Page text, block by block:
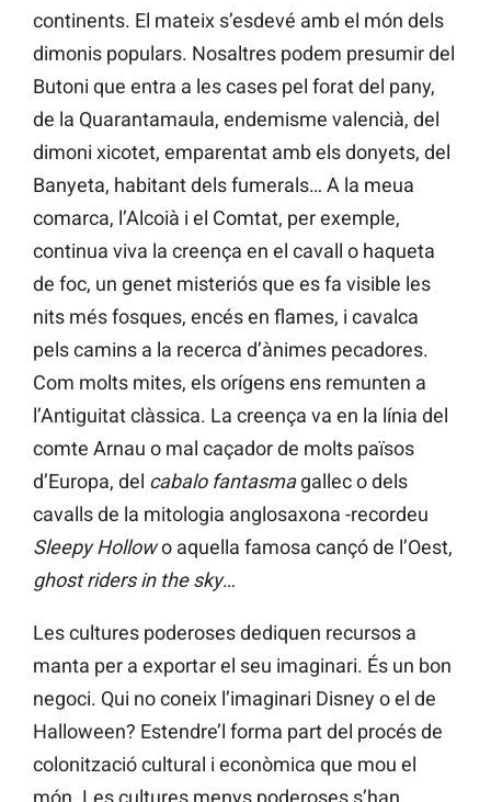
continents. El mateix s’esdevé amb el món dels
dimonis populars. Nosaltres podem presumir del
Butoni que entra a les cases pel forat del pany,
de la Quarantamaula, endemisme valencià, del
dimoni xicotet, emparentat amb els donyets, del
Banyeta, habitant dels fumerals… A la meua
comarca, l’Alcoià i el Comtat, per exemple,
continua viva la creença en el cavall o haqueta
de foc, un genet misteriós que es fa visible les
nits més fosques, encés en flames, i cavalca
pels camins a la recerca d’ànimes pecadores.
Com molts mites, els orígens ens remunten a
l’Antiguitat clàssica. La creença va en la línia del
comte Arnau o mal caçador de molts països
d’Europa, del cabalo fantasmagallec o dels
cavalls de la mitologia anglosaxona -recordeu
Sleepy Hollowo aquella famosa cançó de l’Oest,
ghost riders in the sky…
Les cultures poderoses dediquen recursos a
manta per a exportar el seu imaginari. És un bon
negoci. Qui no coneix l’imaginari Disney o el de
Halloween? Estendre’l forma part del procés de
colonització cultural i econòmica que mou el
món. Les cultures menys poderoses s’han